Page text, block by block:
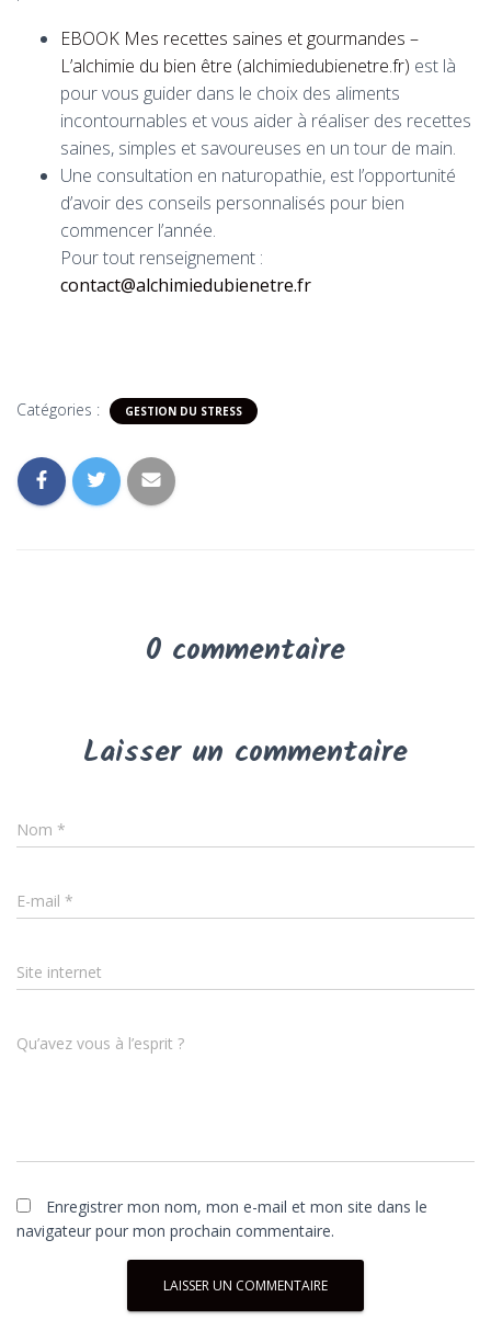
EBOOK Mes recettes saines et gourmandes –
L’alchimie du bien être (alchimiedubienetre.fr) est là
pour vous guider dans le choix des aliments
incontournables et vous aider à réaliser des recettes
saines, simples et savoureuses en un tour de main.
Une consultation en naturopathie, est l’opportunité
d’avoir des conseils personnalisés pour bien
commencer l’année.
Pour tout renseignement :
contact@alchimiedubienetre.fr
Catégories : GESTION DU STRESS
0 commentaire
Laisser un commentaire
Nom *
E-mail *
Site internet
Qu’avez vous à l’esprit ?
Enregistrer mon nom, mon e-mail et mon site dans le
navigateur pour mon prochain commentaire.